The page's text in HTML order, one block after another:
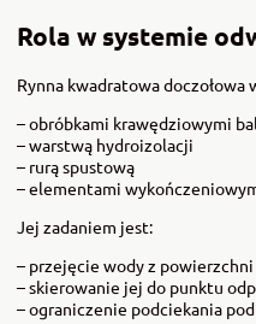
Rola w systemie
Rynna kwadratowa doczołowa
– obróbkami krawędziowymi
– warstwą hydroizolacji
– rurą spustową
– elementami
Jej zadaniem jest:
– przejęcie wody z
– skierowanie jej do punktu
– ograniczenie podciekania